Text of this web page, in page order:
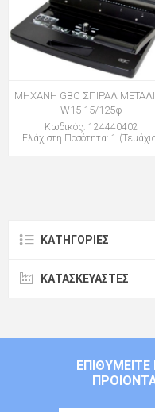
ΜΗΧΑΝΗ GBC ΣΠΙΡΑΛ
W15 15/125φ
Κωδικός: 124440402
Ελάχιστη Ποσότητα: 1
ΚΑΤΗΓΟΡΊΕΣ
ΚΑΤΑΣΚΕΥΑΣΤΈΣ